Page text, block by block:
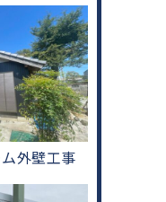
外壁工事